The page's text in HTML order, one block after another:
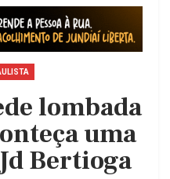
lombada
uma
Bertioga